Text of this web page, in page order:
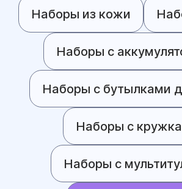
Наборы из кожи
Наборы с
Наборы с бутылками
Наборы с
Наборы с